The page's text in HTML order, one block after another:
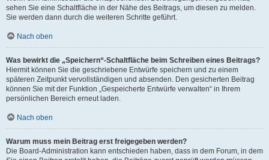
sehen Sie eine Schaltfläche in der Nähe des Beitrags, um diesen zu melden.
Sie werden dann durch die weiteren Schritte geführt.
Nach oben
Was bewirkt die „Speichern“-Schaltfläche beim Schreiben eines Beitrags?
Hiermit können Sie die geschriebene Entwürfe speichern und zu einem
späteren Zeitpunkt vervollständigen und absenden. Den gesicherten Beitrag
können Sie mit der Funktion „Gespeicherte Entwürfe verwalten“ in Ihrem
persönlichen Bereich erneut laden.
Nach oben
Warum muss mein Beitrag erst freigegeben werden?
Die Board-Administration kann entschieden haben, dass in dem Forum, in dem